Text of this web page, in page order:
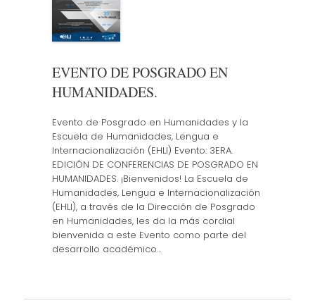
EVENTO DE POSGRADO EN
HUMANIDADES.
Evento de Posgrado en Humanidades y la
Escuela de Humanidades, Lengua e
Internacionalización (EHLI) Evento: 3ERA.
EDICIÓN DE CONFERENCIAS DE POSGRADO EN
HUMANIDADES. ¡Bienvenidos! La Escuela de
Humanidades, Lengua e Internacionalización
(EHLI), a través de la Dirección de Posgrado
en Humanidades, les da la más cordial
bienvenida a este Evento como parte del
desarrollo académico…